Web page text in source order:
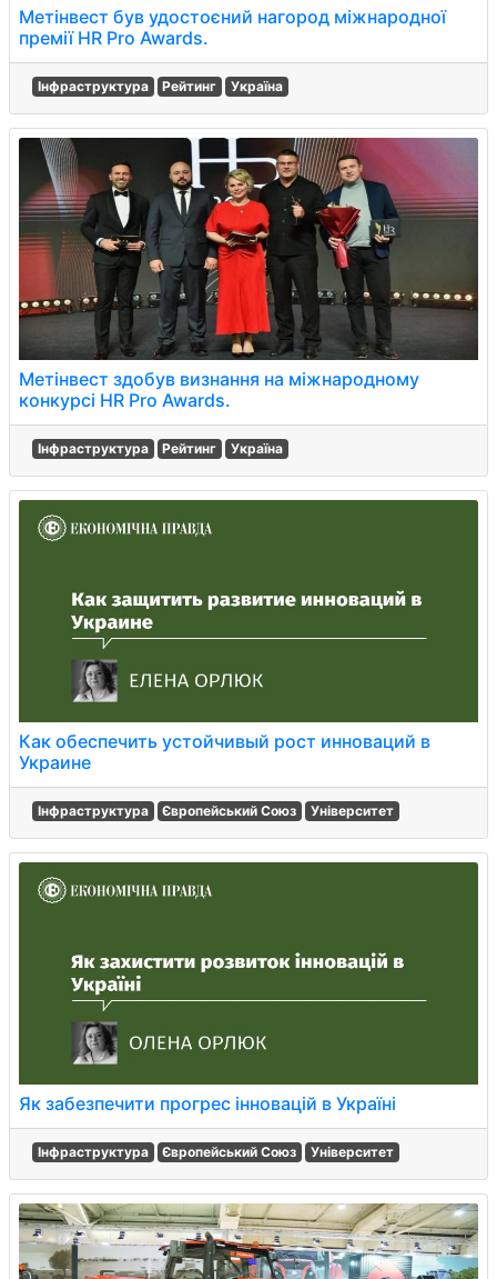
Метінвест був удостоєний нагород міжнародної
премії HR Pro Awards.
Інфраструктура Рейтинг Україна
Метінвест здобув визнання на міжнародному
конкурсі HR Pro Awards.
Інфраструктура Рейтинг Україна
Как обеспечить устойчивый рост инноваций в
Украине
Інфраструктура Європейський Союз Університет
Як забезпечити прогрес інновацій в Україні
Інфраструктура Європейський Союз Університет